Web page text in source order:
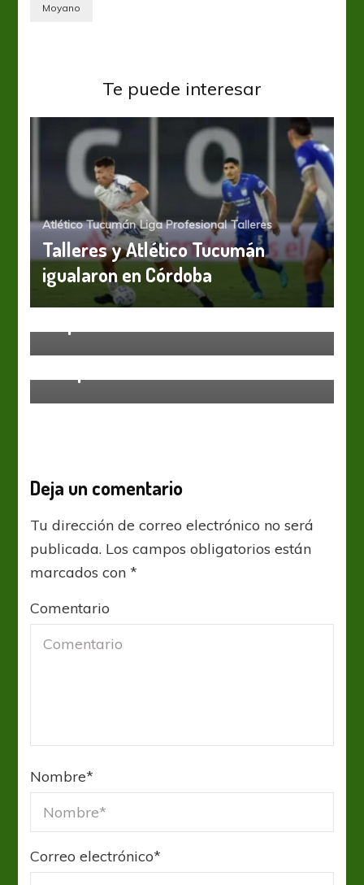
Moyano
Te puede interesar
Atlético Tucumán Liga Profesional Talleres
Talleres y Atlético Tucumán
igualaron en Córdoba
Boca Juniors Liga Profesional Racing Club
Boca y Racing aburrieron con un
Deja un comentario
Tu dirección de correo electrónico no será
publicada. Los campos obligatorios están
marcados con*
Comentario
Nombre*
Correo electrónico*